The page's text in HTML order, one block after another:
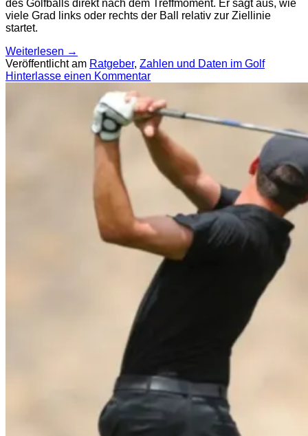
des Golfballs direkt nach dem Treffmoment. Er sagt aus, wie
viele Grad links oder rechts der Ball relativ zur Ziellinie
startet.
Weiterlesen →
Veröffentlicht am Ratgeber, Zahlen und Daten im Golf
Hinterlasse einen Kommentar